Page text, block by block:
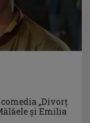
zi” – pe podium şi
„Divorţ
şi Emilia